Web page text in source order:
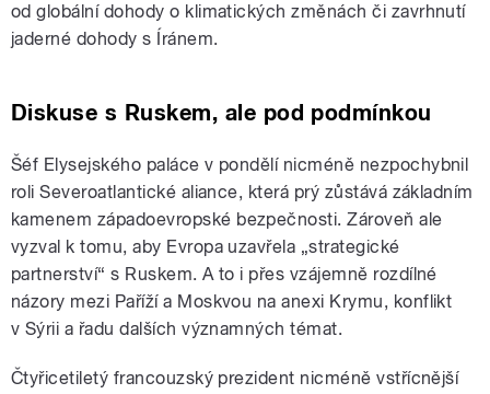
od globální dohody o klimatických změnách či zavrhnutí
jaderné dohody s Íránem.
Diskuse s Ruskem, ale pod podmínkou
Šéf Elysejského paláce v pondělí nicméně nezpochybnil
roli Severoatlantické aliance, která prý zůstává základním
kamenem západoevropské bezpečnosti. Zároveň ale
vyzval k tomu, aby Evropa uzavřela „strategické
partnerství“ s Ruskem. A to i přes vzájemně rozdílné
názory mezi Paříží a Moskvou na anexi Krymu, konflikt
v Sýrii a řadu dalších významných témat.
Čtyřicetiletý francouzský prezident nicméně vstřícnější